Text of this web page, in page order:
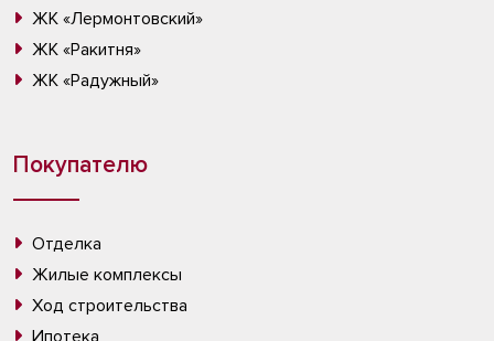
ЖК «Лермонтовский»
ЖК «Ракитня»
ЖК «Радужный»
Покупателю
Отделка
Жилые комплексы
Ход строительства
Ипотека